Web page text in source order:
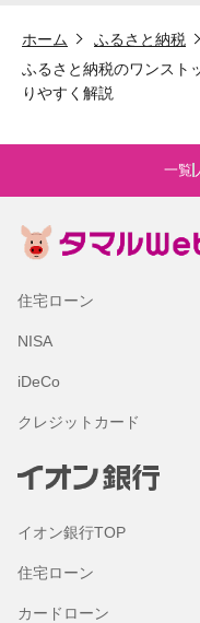
一覧
ホーム
ふるさと納税
ふるさと納税のワンスト
りやすく解説
住宅ローン
NISA
iDeCo
クレジットカード
イオン銀行TOP
住宅ローン
カードローン